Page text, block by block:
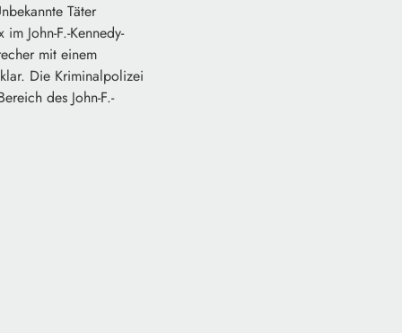
Täter
John-F.-Kennedy-
mit einem
Die Kriminalpolizei
des John-F.-